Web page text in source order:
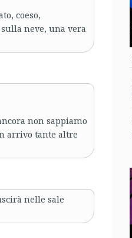
coeso,
neve, una vera
non sappiamo
arrivo tante altre
nelle sale